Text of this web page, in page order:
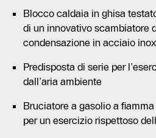
Blocco caldaia in ghisa
di un innovativo scambiatore
condensazione in acciaio inox
Predisposta di serie per
dall’aria ambiente
Bruciatore a gasolio a
per un esercizio rispettoso